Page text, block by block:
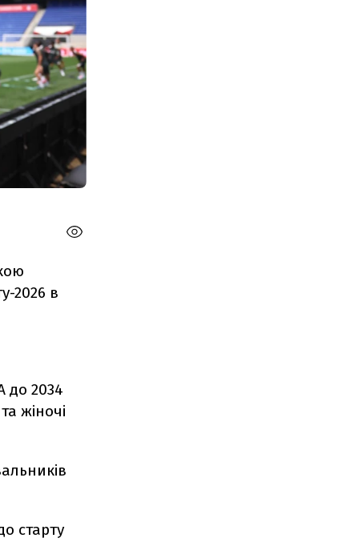
2026 в
до 2034
жіночі
старту